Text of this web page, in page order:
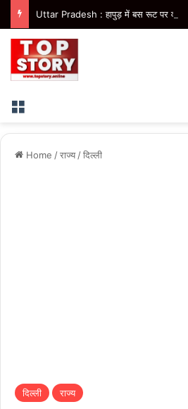
Menu
Home /राज्य /दिल्ली
दिल्ली राज्य